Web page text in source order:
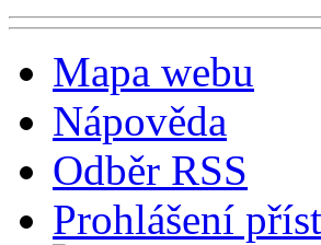
Mapa webu
Nápověda
Odběr RSS
Prohlášení